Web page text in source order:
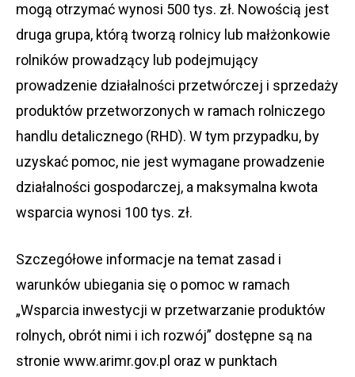
mogą otrzymać wynosi 500 tys. zł. Nowością jest
druga grupa, którą tworzą rolnicy lub małżonkowie
rolników prowadzący lub podejmujący
prowadzenie działalności przetwórczej i sprzedaży
produktów przetworzonych w ramach rolniczego
handlu detalicznego (RHD). W tym przypadku, by
uzyskać pomoc, nie jest wymagane prowadzenie
działalności gospodarczej, a maksymalna kwota
wsparcia wynosi 100 tys. zł.
Szczegółowe informacje na temat zasad i
warunków ubiegania się o pomoc w ramach
„Wsparcia inwestycji w przetwarzanie produktów
rolnych, obrót nimi i ich rozwój” dostępne są na
stronie www.arimr.gov.pl oraz w punktach